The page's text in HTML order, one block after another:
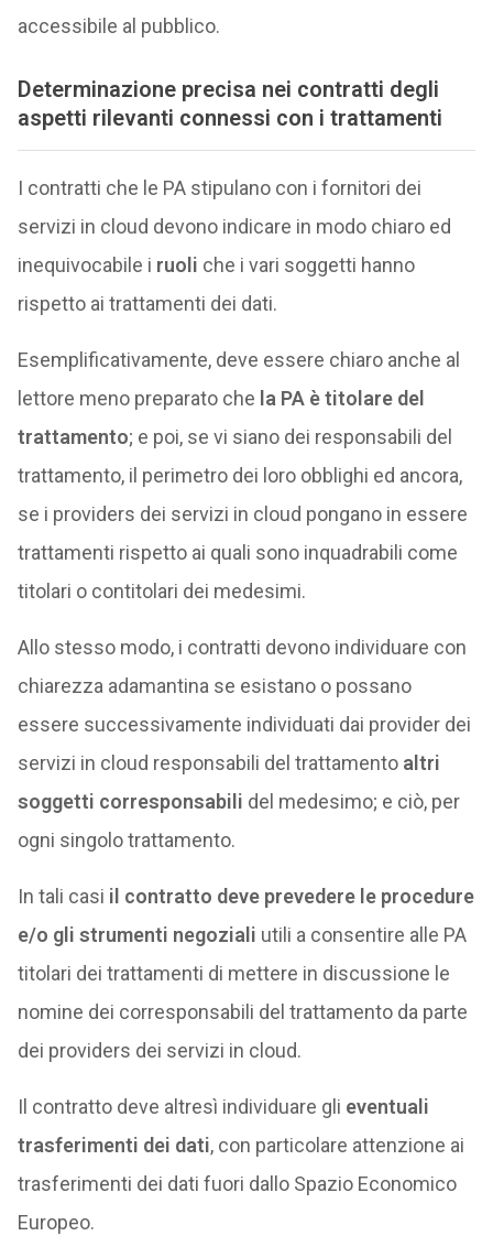
accessibile al pubblico.
Determinazione precisa nei contratti degli
aspetti rilevanti connessi con i trattamenti
I contratti che le PA stipulano con i fornitori dei
servizi in cloud devono indicare in modo chiaro ed
inequivocabile i ruoli che i vari soggetti hanno
rispetto ai trattamenti dei dati.
Esemplificativamente, deve essere chiaro anche al
lettore meno preparato che la PA è titolare del
trattamento; e poi, se vi siano dei responsabili del
trattamento, il perimetro dei loro obblighi ed ancora,
se i providers dei servizi in cloud pongano in essere
trattamenti rispetto ai quali sono inquadrabili come
titolari o contitolari dei medesimi.
Allo stesso modo, i contratti devono individuare con
chiarezza adamantina se esistano o possano
essere successivamente individuati dai provider dei
servizi in cloud responsabili del trattamento altri
soggetti corresponsabili del medesimo; e ciò, per
ogni singolo trattamento.
In tali casi il contratto deve prevedere le procedure
e/o gli strumenti negoziali utili a consentire alle PA
titolari dei trattamenti di mettere in discussione le
nomine dei corresponsabili del trattamento da parte
dei providers dei servizi in cloud.
Il contratto deve altresì individuare gli eventuali
trasferimenti dei dati, con particolare attenzione ai
trasferimenti dei dati fuori dallo Spazio Economico
Europeo.